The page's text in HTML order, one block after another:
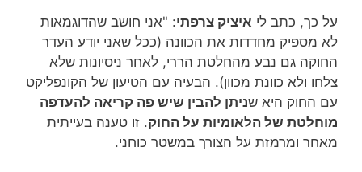
על כך, כתב לי איציק צרפתי: "אני חושב שהדוגמאות
לא מספיק מחדדות את הכוונה (ככל שאני יודע העדר
החוקה גם נבע מהחלטת הררי, לאחר ניסיונות שלא
צלחו ולא כוונת מכוון). הבעיה עם הטיעון של הקונפליקט
עם החוק היא שניתן להבין שיש פה קריאה להעדפה
מוחלטת של הלאומיות על החוק. זו טענה בעייתית
מאחר ומרמזת על הצורך במשטר כוחני.